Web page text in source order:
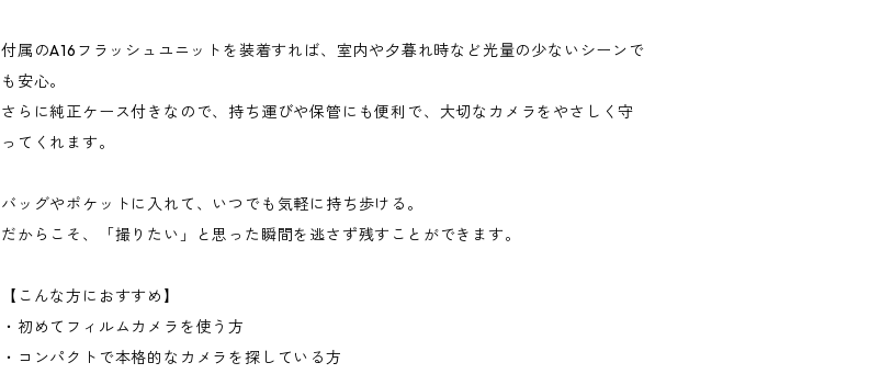
付属のA16フラッシュユニットを装着すれば、室内や夕暮れ時など光量の少ないシーンで
も安心。
さらに純正ケース付きなので、持ち運びや保管にも便利で、大切なカメラをやさしく守
ってくれます。
バッグやポケットに入れて、いつでも気軽に持ち歩ける。
だからこそ、「撮りたい」と思った瞬間を逃さず残すことができます。
【こんな方におすすめ】
・初めてフィルムカメラを使う方
・コンパクトで本格的なカメラを探している方